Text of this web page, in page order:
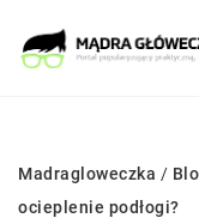
Madragloweczka /
ocieplenie podłogi?